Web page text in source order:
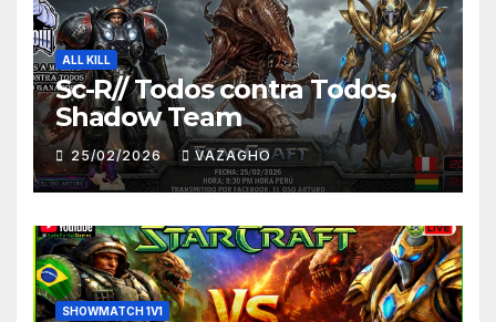
ALL KILL
Sc-R// Todos contra Todos,
Shadow Team
25/02/2026 VAZAGHO
SHOWMATCH 1V1